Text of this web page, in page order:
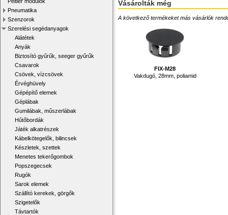
Pneumatika
Szenzorok
Szerelési segédanyagok
Alátétek
Anyák
Biztosító gyűrűk, seeger gyűrűk
Csavarok
Csövek, vízcsövek
Érvéghüvely
Gépépítő elemek
Géplábak
Gumilábak, műszerlábak
Hűtőbordák
Játék alkatrészek
Kábelkötegelők, bilincsek
Készletek, szettek
Menetes tekerőgombok
Popszegecsek
Rugók
Sarok elemek
Szállító kerekek, görgők
Szigetelők
Távtartók
Vásárolták még
A következő termékeket más vásárlók
FIX-M28
Vakdugó, 28mm, poliamid